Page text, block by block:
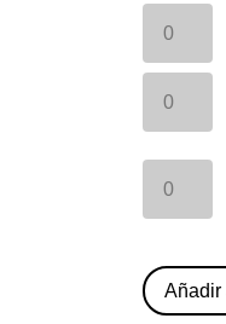
82)
82)
cantidad
Erroteta
Palacio
(nº
82)
cantidad
y
pulsión
Raúl
Vilanova
(nº
cantidad
y
la
situación
Hugo
Goldiuk
82)
cantidad
10
lo
lo
en
y
con
el
otro.
11
Hombre
Lobos.
teórico-
12
La
vacía.
Añadir